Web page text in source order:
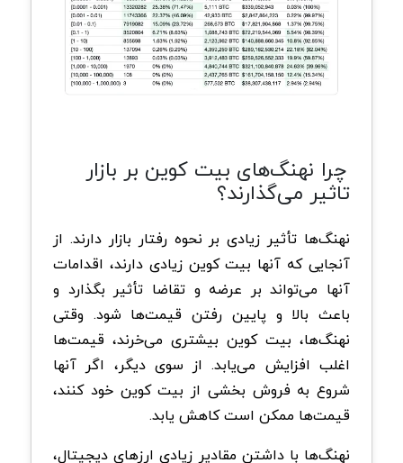
چرا نهنگ‌های بیت کوین بر بازار
تاثیر می‌گذارند؟
نهنگ‌ها تأثیر زیادی بر نحوه رفتار بازار دارند. از
آنجایی که آنها بیت کوین زیادی دارند، اقدامات
آنها می‌تواند بر عرضه و تقاضا تأثیر بگذارد و
باعث بالا و پایین رفتن قیمت‌ها شود. وقتی
نهنگ‌ها، بیت کوین بیشتری می‌خرند، قیمت‌ها
اغلب افزایش می‌یابد. از سوی دیگر، اگر آنها
شروع به فروش بخشی از بیت کوین خود کنند،
قیمت‌ها ممکن است کاهش یابد.
نهنگ‌ها با داشتن مقادیر زیادی ارزهای دیجیتال،